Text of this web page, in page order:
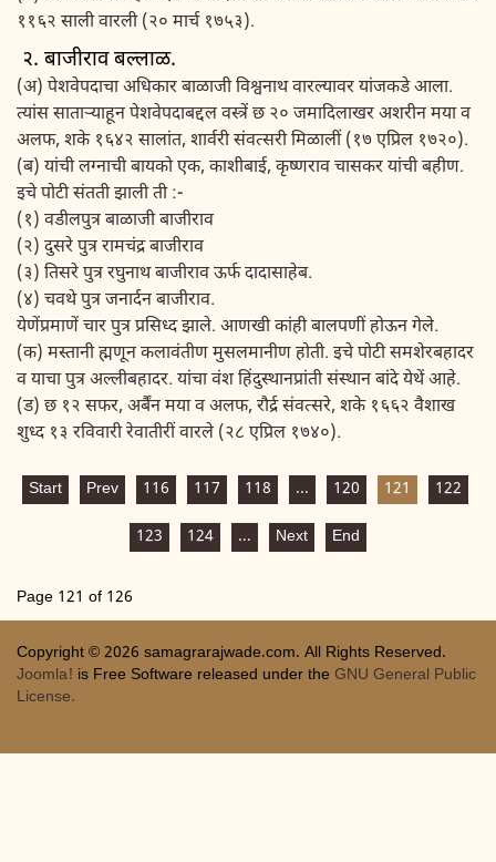
११६२ साली वारली (२० मार्च १७५३).
२. बाजीराव बल्लाळ.
(अ) पेशवेपदाचा अधिकार बाळाजी विश्वनाथ वारल्यावर यांजकडे आला.
त्यांस साताऱ्याहून पेशवेपदाबद्दल वस्त्रें छ २० जमादिलाखर अशरीन मया व
अलफ, शके १६४२ सालांत, शार्वरी संवत्सरी मिळालीं (१७ एप्रिल १७२०).
(ब) यांची लग्नाची बायको एक, काशीबाई, कृष्णराव चासकर यांची बहीण.
इचे पोटी संतती झाली ती :-
(१) वडीलपुत्र बाळाजी बाजीराव
(२) दुसरे पुत्र रामचंद्र बाजीराव
(३) तिसरे पुत्र रघुनाथ बाजीराव ऊर्फ दादासाहेब.
(४) चवथे पुत्र जनार्दन बाजीराव.
येणेंप्रमाणें चार पुत्र प्रसिध्द झाले. आणखी कांही बालपणीं होऊन गेले.
(क) मस्तानी ह्मणून कलावंतीण मुसलमानीण होती. इचे पोटी समशेरबहादर
व याचा पुत्र अल्लीबहादर. यांचा वंश हिंदुस्थानप्रांती संस्थान बांदे येथें आहे.
(ड) छ १२ सफर, अर्बैंन मया व अलफ, रौर्द्र संवत्सरे, शके १६६२ वैशाख
शुध्द १३ रविवारी रेवातीरीं वारले (२८ एप्रिल १७४०).
Start Prev 116 117 118 ... 120 121 122
123 124 ... Next End
Page 121 of 126
Copyright © 2026 samagrarajwade.com. All Rights Reserved.
Joomla! is Free Software released under the GNU General Public
License.